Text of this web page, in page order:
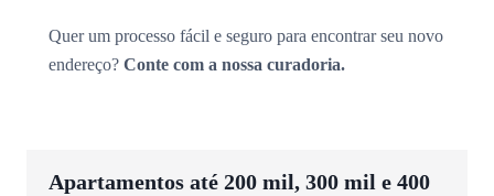
Quer um processo fácil e seguro para encontrar seu novo
endereço? Conte com a nossa curadoria.
Apartamentos até 200 mil, 300 mil e 400